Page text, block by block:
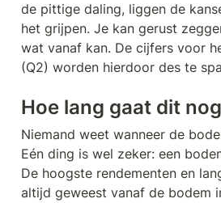
de pittige daling, liggen de
het grijpen. Je kan gerust
wat vanaf kan. De cijfers voor
(Q2) worden hierdoor des te
Hoe lang gaat dit
Niemand weet wanneer de
Eén ding is wel zeker: een
De hoogste rendementen en
altijd geweest vanaf de bodem